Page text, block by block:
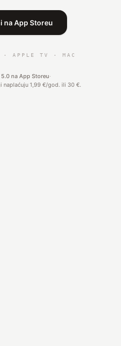
na App Storeu
APPLE TV · MAC
5.0 na App Storeu·
naplaćuju 1,99 €/god. ili 30 €.